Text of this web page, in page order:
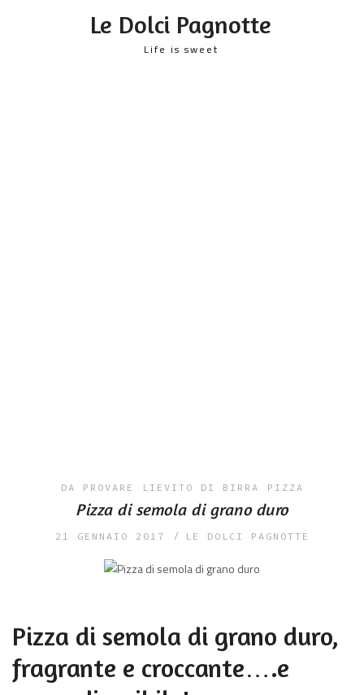
Le Dolci Pagnotte
Life is sweet
DA PROVARE LIEVITO DI BIRRA PIZZA
Pizza di semola di grano duro
21 GENNAIO 2017 LE DOLCI PAGNOTTE
Pizza di semola di grano duro,
fragrante e croccante….e